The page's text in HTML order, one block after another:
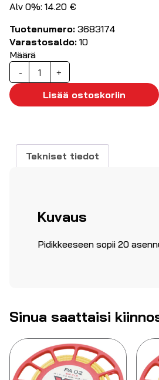
Alv 0%: 14.20 €
Tuotenumero: 3683174
Varastosaldo: 10
Määrä
-
Pidike
MD10-
asennuspuikoille
määrä
+
Lisää ostoskoriin
Tekniset tiedot
Kuvaus
Pidikkeeseen sopii 20
Sinua saattaisi